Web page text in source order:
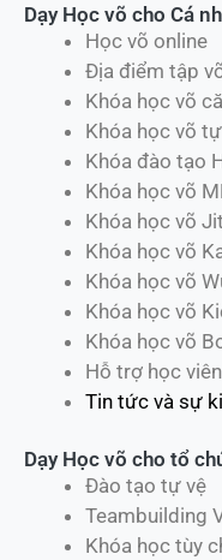
Dạy Học võ cho Cá
Học võ online
Địa điểm tập
Khóa học võ
Khóa học võ
Khóa đào tạo
Khóa học võ
Khóa học võ
Khóa học võ
Khóa học võ
Khóa học võ
Khóa học võ
Hỗ trợ học viên
Tin tức và sự
Dạy Học võ cho tổ
Đào tạo tự vệ
Teambuilding
Khóa học tùy